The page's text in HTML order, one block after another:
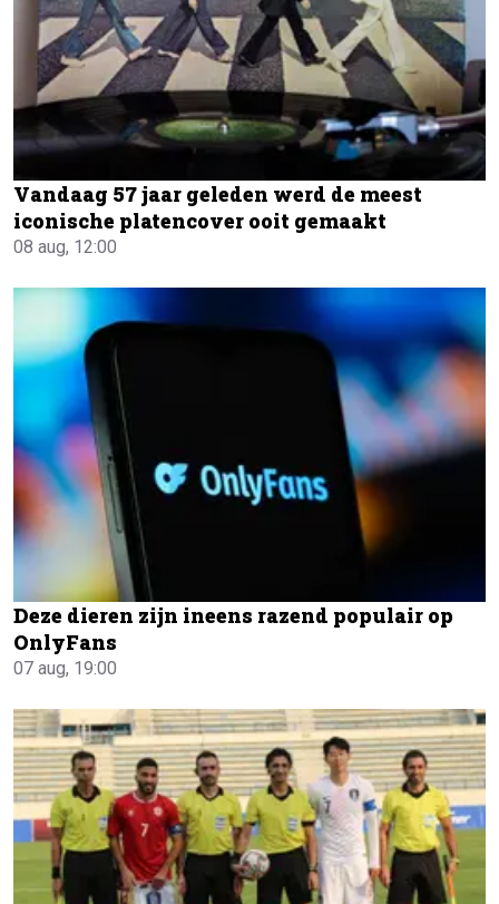
Vandaag 57 jaar geleden werd de meest
iconische platencover ooit gemaakt
08 aug, 12:00
Deze dieren zijn ineens razend populair op
OnlyFans
07 aug, 19:00